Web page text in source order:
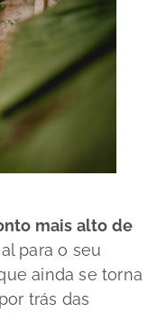
mais alto de
para o seu
ainda se torna
trás das